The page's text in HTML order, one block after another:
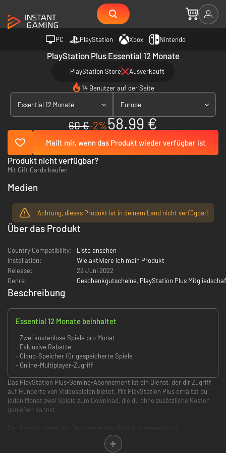
PC PlayStation Xbox Nintendo
PlayStation Plus Essential 12 Monate
PlayStation Store Ausverkauft
14 Benutzer auf der Seite
Essential 12 Monate Europe
60 €-2%58.99 €
Mailt mir, wenn das Produkt wieder verfügbar ist
Achtung, dieses Produkt ist in deinem Land nicht verfügbar!
Produkt nicht verfügbar?
Mit Gift Cards kaufen
Über das Produkt
Country Compatibility:
Liste ansehen
Installation:
Wie aktiviere ich mein Produkt
Release:
22 Juni 2022
Genre:
Geschenkgutscheine, PlayStation Plus
Medien
Beschreibung
Essential 12 Monate beinhaltet
- Zwei kostenlose Spiele pro Monat
- Exklusive Rabatte
- Cloud-Speicher für gespeicherte Spiele
- Online-Multiplayer-Zugriff
Das PlayStation Plus-Gaming-Abonnement ist ein Dienst, der dir Zugriff
auf Hunderte von Videospielen bietet. Mit PlayStation Plus erhältst du
jeden Monat zwei Spiele zum Download, die du ohne zusätzliche Kosten
genießen kannst.
ausgewählten Inhalten von PlayStation Studios und Studios von
Drittanbietern in drei Mitgliedschaftsstufen: PlayStation Plus Essential,